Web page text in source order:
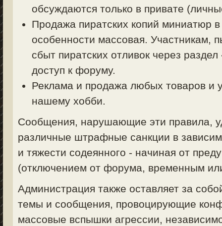
обсуждаются только в привате
Продажа пиратских копий миниатюр
особенности массовая. Участникам,
сбыт пиратских отливок через
доступ к форуму.
Реклама и продажа любых товаров и
нашему хобби.
Сообщения, нарушающие эти правила,
различные штрафные санкции в
и тяжести содеянного - начиная от
(отключением от форума, временным
Администрация также оставляет за
темы и сообщения, провоцирующие
массовые вспышки агрессии,